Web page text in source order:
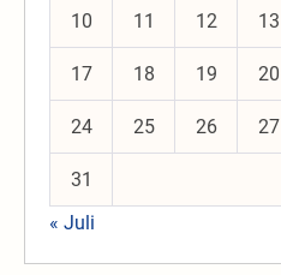
10 11 12 13
17 18 19 20
24 25 26 27
31
« Juli